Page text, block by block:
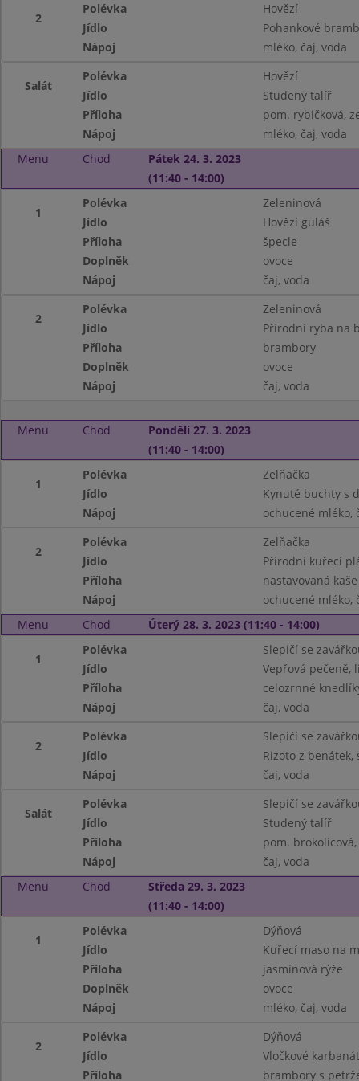
2
Polévka
Hovězí
Jídlo
Pohankové
Nápoj
mléko, čaj, voda
Salát
Polévka
Hovězí
Jídlo
Studený talíř
Příloha
pom. rybičková,
Nápoj
mléko, čaj, voda
Menu
Chod
Pátek 24. 3. 2023
(11:40 - 14:00)
1
Polévka
Zeleninová
Jídlo
Hovězí guláš
Příloha
špecle
Doplněk
ovoce
Nápoj
čaj, voda
2
Polévka
Zeleninová
Jídlo
Přírodní ryba na
Příloha
brambory
Doplněk
ovoce
Nápoj
čaj, voda
Menu Chod
Pondělí 27. 3. 2023
(11:40 - 14:00)
1
Polévka
Zelňačka
Jídlo
Kynuté buchty s
Nápoj
ochucené mléko,
2
Polévka
Zelňačka
Jídlo
Přírodní kuřecí
Příloha
nastavovaná kaše
Nápoj
ochucené mléko,
Menu
Chod Úterý 28. 3. 2023 (11:40 - 14:00)
1
Polévka
Slepičí se
Jídlo
Vepřová pečeně,
Příloha
celozrnné
Nápoj
čaj, voda
2
Polévka
Slepičí se
Jídlo
Rizoto z benátek,
Nápoj
čaj, voda
Salát
Polévka
Slepičí se
Jídlo
Studený talíř
Příloha
pom.
Nápoj
čaj, voda
Menu
Chod
Středa 29. 3. 2023
(11:40 - 14:00)
1
Polévka
Dýňová
Jídlo
Kuřecí maso na
Příloha
jasmínová rýže
Doplněk
ovoce
Nápoj
mléko, čaj, voda
2
Polévka
Dýňová
Jídlo
Vločkové
Příloha
brambory s